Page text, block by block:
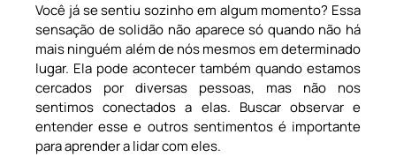
Você já se sentiu sozinho em algum momento? Essa
sensação de solidão não aparece só quando não há
mais ninguém além de nós mesmos em determinado
lugar. Ela pode acontecer também quando estamos
cercados por diversas pessoas, mas não nos
sentimos conectados a elas. Buscar observar e
entender esse e outros sentimentos é importante
para aprender a lidar com eles.